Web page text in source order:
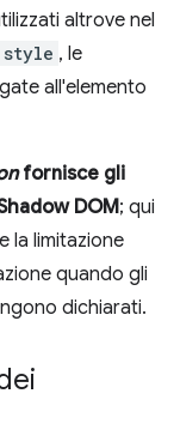
altrove nel
, le
all'elemento
fornisce gli
DOM; qui
la limitazione
quando gli
dichiarati.